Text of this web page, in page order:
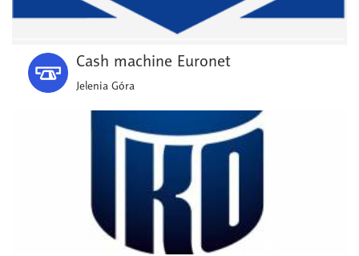
Cash machine Euronet
Jelenia Góra